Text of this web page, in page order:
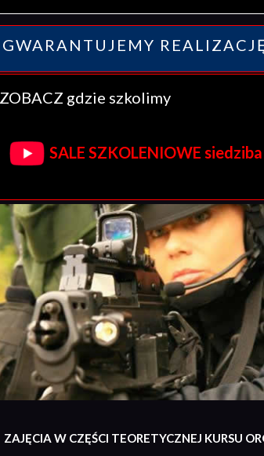
GWARANTUJEMY
ZOBACZ gdzie szkolimy
SALE SZKOLENIOWE
ZAJĘCIA W CZĘŚCI TEORETYCZNEJ KURSU